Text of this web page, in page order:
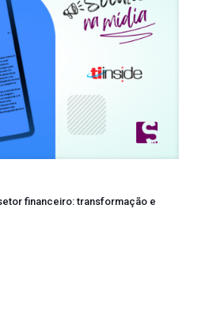
financeiro: transformação e